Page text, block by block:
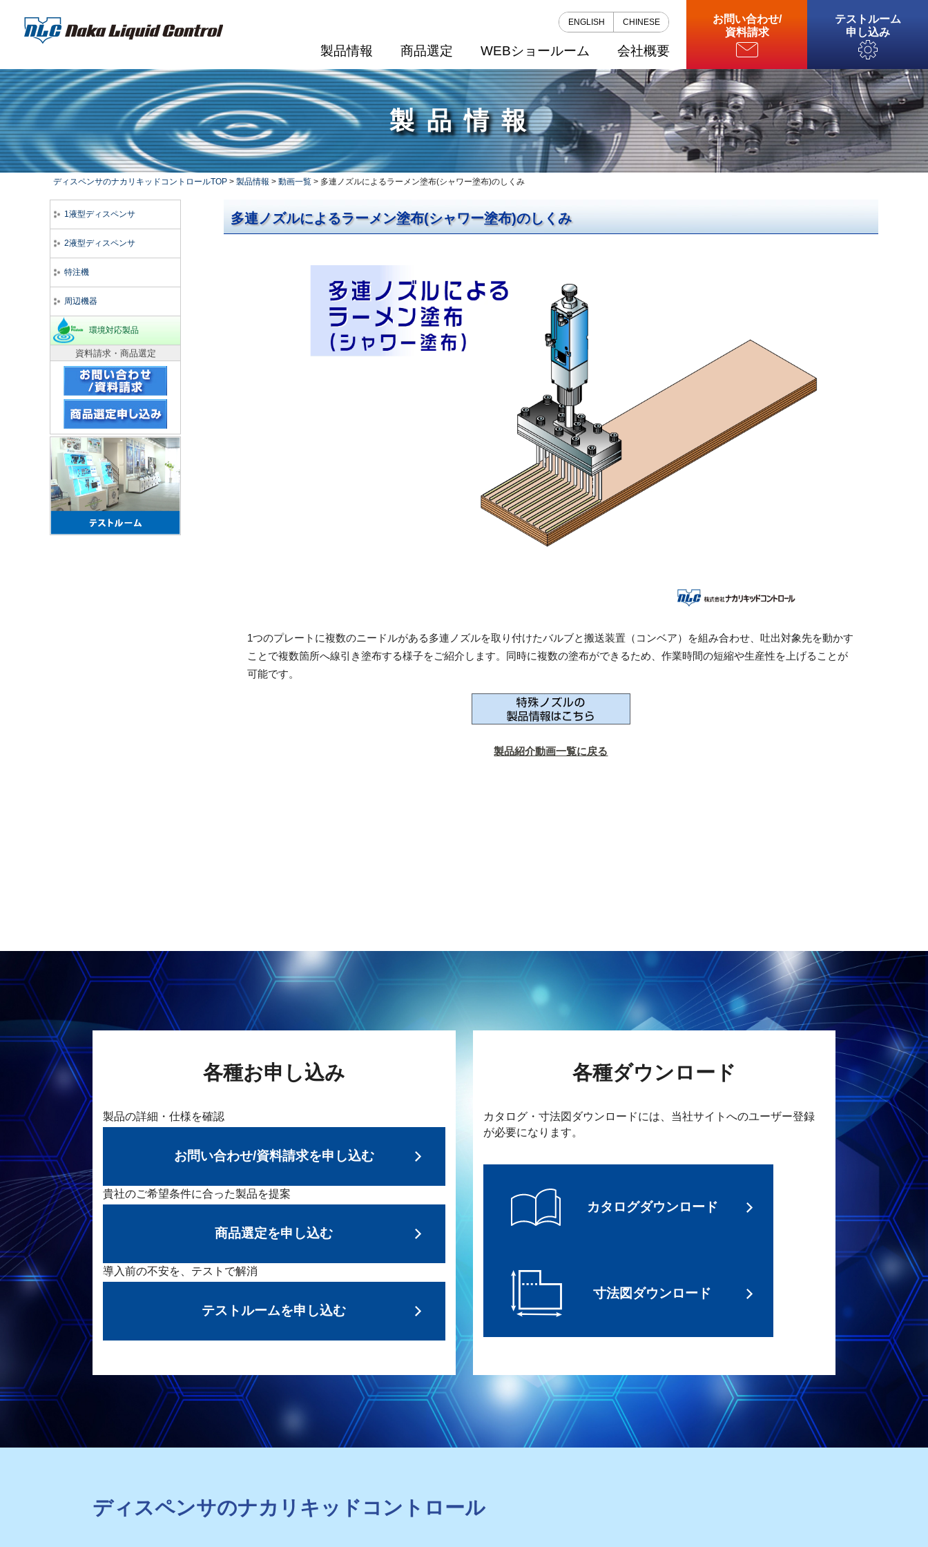
製品情報 商品選定 WEBショールーム 会社概要
ENGLISH CHINESE お問い合わせ/
資料請求
テストルーム
申し込み
製品情報
ディスペンサのナカリキッドコントロールTOP > 製品情報 > 動画一覧 > 多連ノズルによるラーメン塗布(シャワー塗布)のしくみ
1液型ディスペンサ
2液型ディスペンサ
特注機
周辺機器
環境対応製品
資料請求・商品選定
多連ノズルによるラーメン塗布(シャワー塗布)のしくみ
1つのプレートに複数のニードルがある多連ノズルを取り付けたバルブと搬送装置（コンベア）を組み合わせ、吐出対象先を動かす
ことで複数箇所へ線引き塗布する様子をご紹介します。同時に複数の塗布ができるため、作業時間の短縮や生産性を上げることが
可能です。
製品紹介動画一覧に戻る
各種お申し込み
製品の詳細・仕様を確認
お問い合わせ/資料請求を申し込む
貴社のご希望条件に合った製品を提案
商品選定を申し込む
導入前の不安を、テストで解消
テストルームを申し込む
各種ダウンロード
カタログ・寸法図ダウンロードには、当社サイトへのユーザー登録
が必要になります。
カタログダウンロード
寸法図ダウンロード
ディスペンサのナカリキッドコントロール